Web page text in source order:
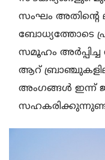
സംഘം അതിന്റെ
ബോധ്യത്തോടെ
സമൂഹം അര്‍പ്പിച്ച
ആറ്
അംഗങ്ങള്‍ ഇന്ന്